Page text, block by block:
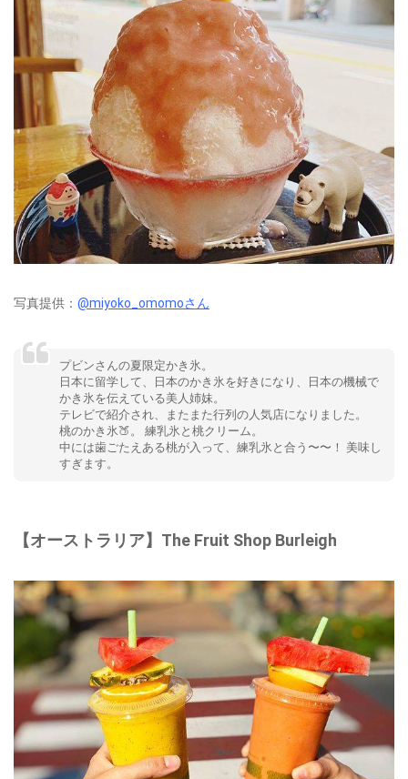
写真提供： @miyoko_omomoさん
プビンさんの夏限定かき氷。
日本に留学して、日本のかき氷を好きになり、日本の機械で
かき氷を伝えている美人姉妹。
テレビで紹介され、またまた行列の人気店になりました。
桃のかき氷🍑。 練乳氷と桃クリーム。
中には歯ごたえある桃が入って、練乳氷と合う〜〜！ 美味し
すぎます。
【オーストラリア】The Fruit Shop Burleigh